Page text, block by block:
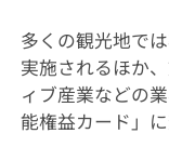
多くの観光地で
実施されるほか
ィブ産業などの
能権益カード」に